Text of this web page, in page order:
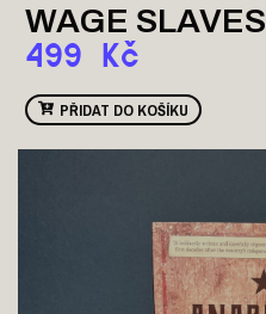
WAGE SLAVES
499 Kč
PŘIDAT DO KOŠÍKU